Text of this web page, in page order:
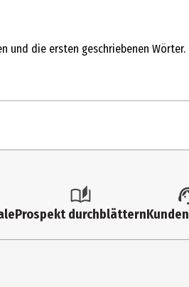
die ersten geschriebenen
Prospekt durchblättern